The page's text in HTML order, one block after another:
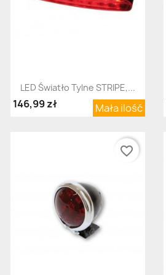
Szybki podgląd
LED Światło Tylne STRIPE,...
Mała ilość
146,99 zł
favorite_border